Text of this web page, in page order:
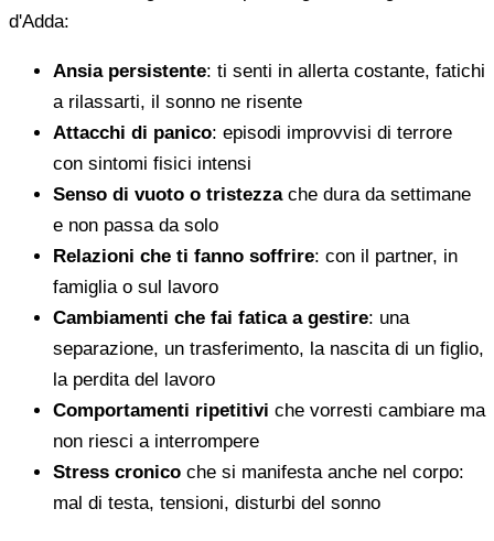
d'Adda:
Ansia persistente: ti senti in allerta costante, fatichi
a rilassarti, il sonno ne risente
Attacchi di panico: episodi improvvisi di terrore
con sintomi fisici intensi
Senso di vuoto o tristezzache dura da settimane
e non passa da solo
Relazioni che ti fanno soffrire: con il partner, in
famiglia o sul lavoro
Cambiamenti che fai fatica a gestire: una
separazione, un trasferimento, la nascita di un figlio,
la perdita del lavoro
Comportamenti ripetitivi che vorresti cambiare ma
non riesci a interrompere
Stress cronico che si manifesta anche nel corpo:
mal di testa, tensioni, disturbi del sonno